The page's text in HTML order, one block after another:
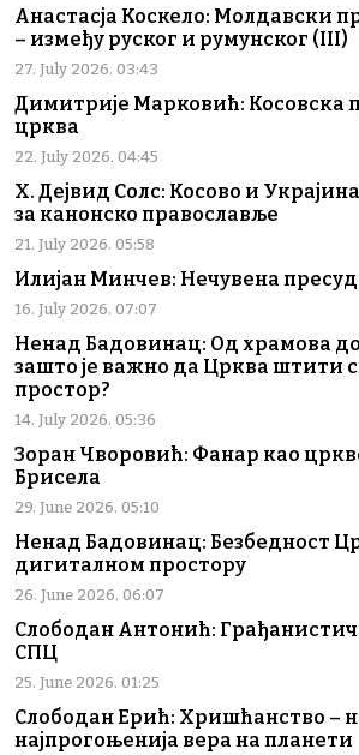
Анастасја Коскело: Молдавски
– између руског и румунског (III)
27. July 2026. 03:43
Димитрије Марковић: Косовска
црква
22. July 2026. 04:45
Х. Дејвид Солс: Косово и
за канонско православље
21. July 2026. 05:58
Илијан Минчев: Нечувена
16. July 2026. 07:07
Ненад Бадовинац: Од храмова
зашто је важно да Црква штити
простор?
14. July 2026. 05:36
Зоран Чворовић: Фанар као
Брисела
29. June 2026. 05:10
Ненад Бадовинац: Безбедност
дигиталном простору
26. June 2026. 06:07
Слободан Антонић:
СПЦ
25. June 2026. 01:25
Слободан Ерић: Хришћанство –
најпрогоњенија вера на планети